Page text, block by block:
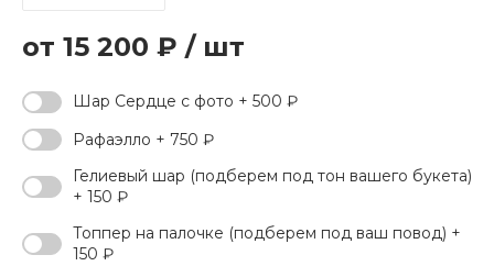
15 200 ₽ / шт
Шар Сердце с фото + 500 ₽
Рафаэлло + 750 ₽
Гелиевый шар (подберем под тон вашего букета)
+ 150 ₽
Топпер на палочке (подберем под ваш повод) +
150 ₽